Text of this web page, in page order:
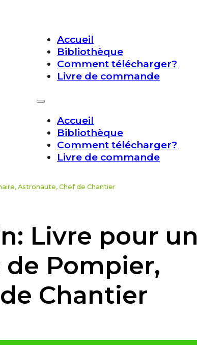
Accueil
Bibliothèque
Comment télécharger?
Livre de commande
Accueil
Bibliothèque
Comment télécharger?
Livre de commande
Astronaute, Chef de Chantier
Livre pour un
de Pompier,
Chantier